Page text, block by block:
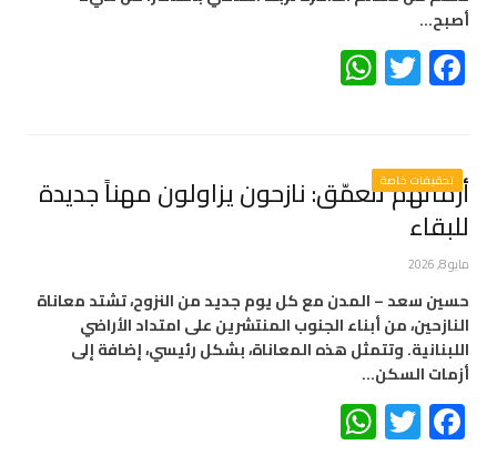
أصبح…
Facebook
Twitter
تحقيقات خاصة
أزماتهم تتعمّق: نازحون يزاولون مهناً جديدة
للبقاء
مايو 8, 2026
حسين سعد – المدن مع كل يوم جديد من النزوح، تشتد معاناة
النازحين، من أبناء الجنوب المنتشرين على امتداد الأراضي
اللبنانية. وتتمثل هذه المعاناة، بشكل رئيسي، إضافة إلى
أزمات السكن…
Facebook
Twitter